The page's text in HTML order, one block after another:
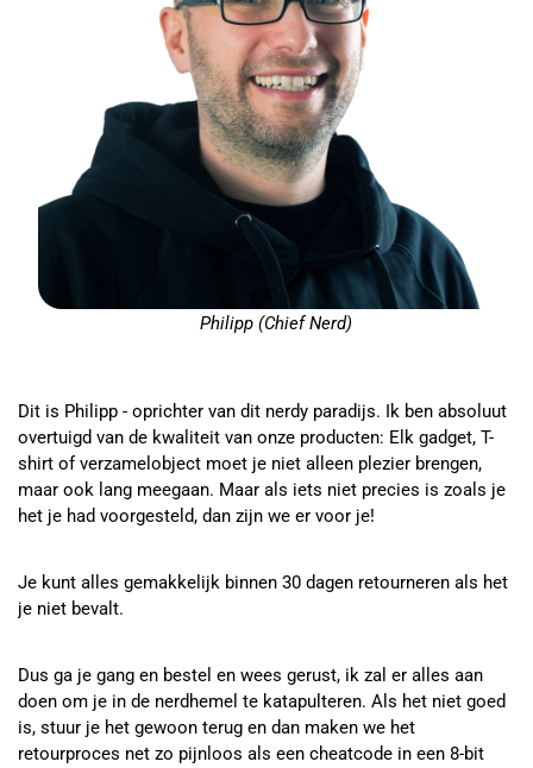
Philipp (Chief Nerd)
Dit is Philipp - oprichter van dit nerdy paradijs. Ik ben absoluut
overtuigd van de kwaliteit van onze producten: Elk gadget, T-
shirt of verzamelobject moet je niet alleen plezier brengen,
maar ook lang meegaan. Maar als iets niet precies is zoals je
het je had voorgesteld, dan zijn we er voor je!
Je kunt alles gemakkelijk binnen 30 dagen retourneren als het
je niet bevalt.
Dus ga je gang en bestel en wees gerust, ik zal er alles aan
doen om je in de nerdhemel te katapulteren. Als het niet goed
is, stuur je het gewoon terug en dan maken we het
retourproces net zo pijnloos als een cheatcode in een 8-bit